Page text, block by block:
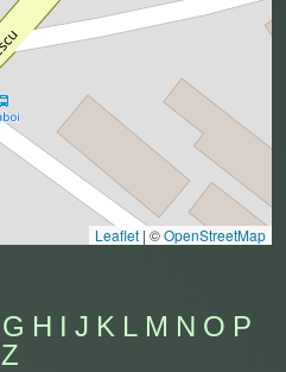
Leaflet | ©OpenStreetMap
G H I J K L M N O P
Z